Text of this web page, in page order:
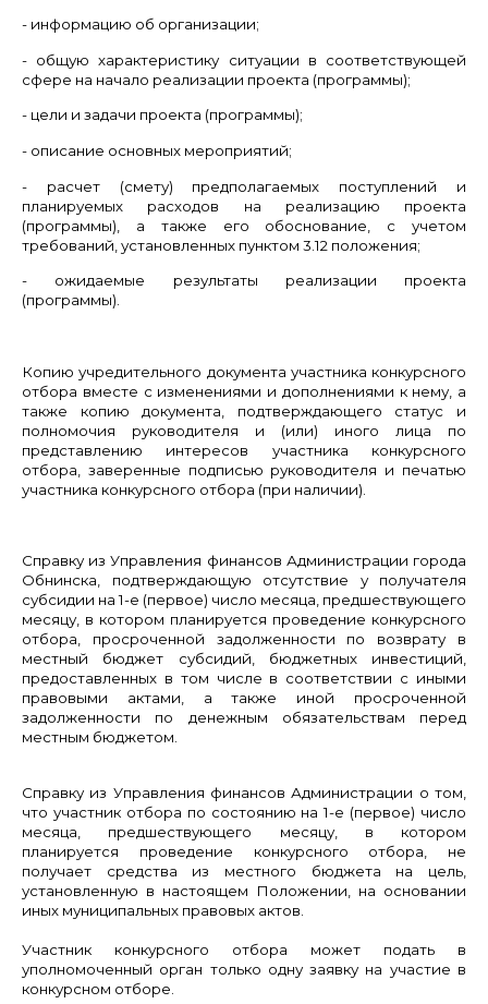
- информацию об организации;
- общую характеристику ситуации в соответствующей
сфере на начало реализации проекта (программы);
- цели и задачи проекта (программы);
- описание основных мероприятий;
- расчет (смету) предполагаемых поступлений и
планируемых расходов на реализацию проекта
(программы), а также его обоснование, с учетом
требований, установленных пунктом 3.12 положения;
- ожидаемые результаты реализации проекта
(программы).
Копию учредительного документа участника конкурсного
отбора вместе с изменениями и дополнениями к нему, а
также копию документа, подтверждающего статус и
полномочия руководителя и (или) иного лица по
представлению интересов участника конкурсного
отбора, заверенные подписью руководителя и печатью
участника конкурсного отбора (при наличии).
Справку из Управления финансов Администрации города
Обнинска, подтверждающую отсутствие у получателя
субсидии на 1-е (первое) число месяца, предшествующего
месяцу, в котором планируется проведение конкурсного
отбора, просроченной задолженности по возврату в
местный бюджет субсидий, бюджетных инвестиций,
предоставленных в том числе в соответствии с иными
правовыми актами, а также иной просроченной
задолженности по денежным обязательствам перед
местным бюджетом.
Справку из Управления финансов Администрации о том,
что участник отбора по состоянию на 1-е (первое) число
месяца, предшествующего месяцу, в котором
планируется проведение конкурсного отбора, не
получает средства из местного бюджета на цель,
установленную в настоящем Положении, на основании
иных муниципальных правовых актов.
Участник конкурсного отбора может подать в
уполномоченный орган только одну заявку на участие в
конкурсном отборе.